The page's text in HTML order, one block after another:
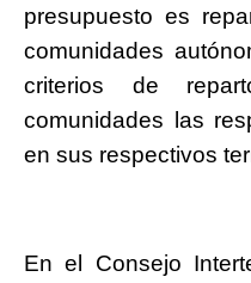
presupuesto es
comunidades
criterios de
comunidades las
en sus respectivos
En el Consejo